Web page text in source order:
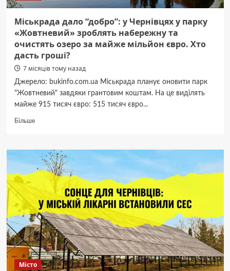
Міськрада дало “добро”: у Чернівцях у парку
«Жовтневий» зроблять набережну та
очистять озеро за майже мільйон євро. Хто
дасть гроші?
7 місяців тому назад
Джерело: bukinfo.com.ua Міськрада планує оновити парк
"Жовтневий" завдяки грантовим коштам. На це виділять
майже 915 тисяч євро: 515 тисяч євро...
БільшеДокладніше
дало
“добро”:
у
Чернівцях
у
парку
«Жовтневий»
зроблять
набережну
та
очистять
озеро
за
Місто